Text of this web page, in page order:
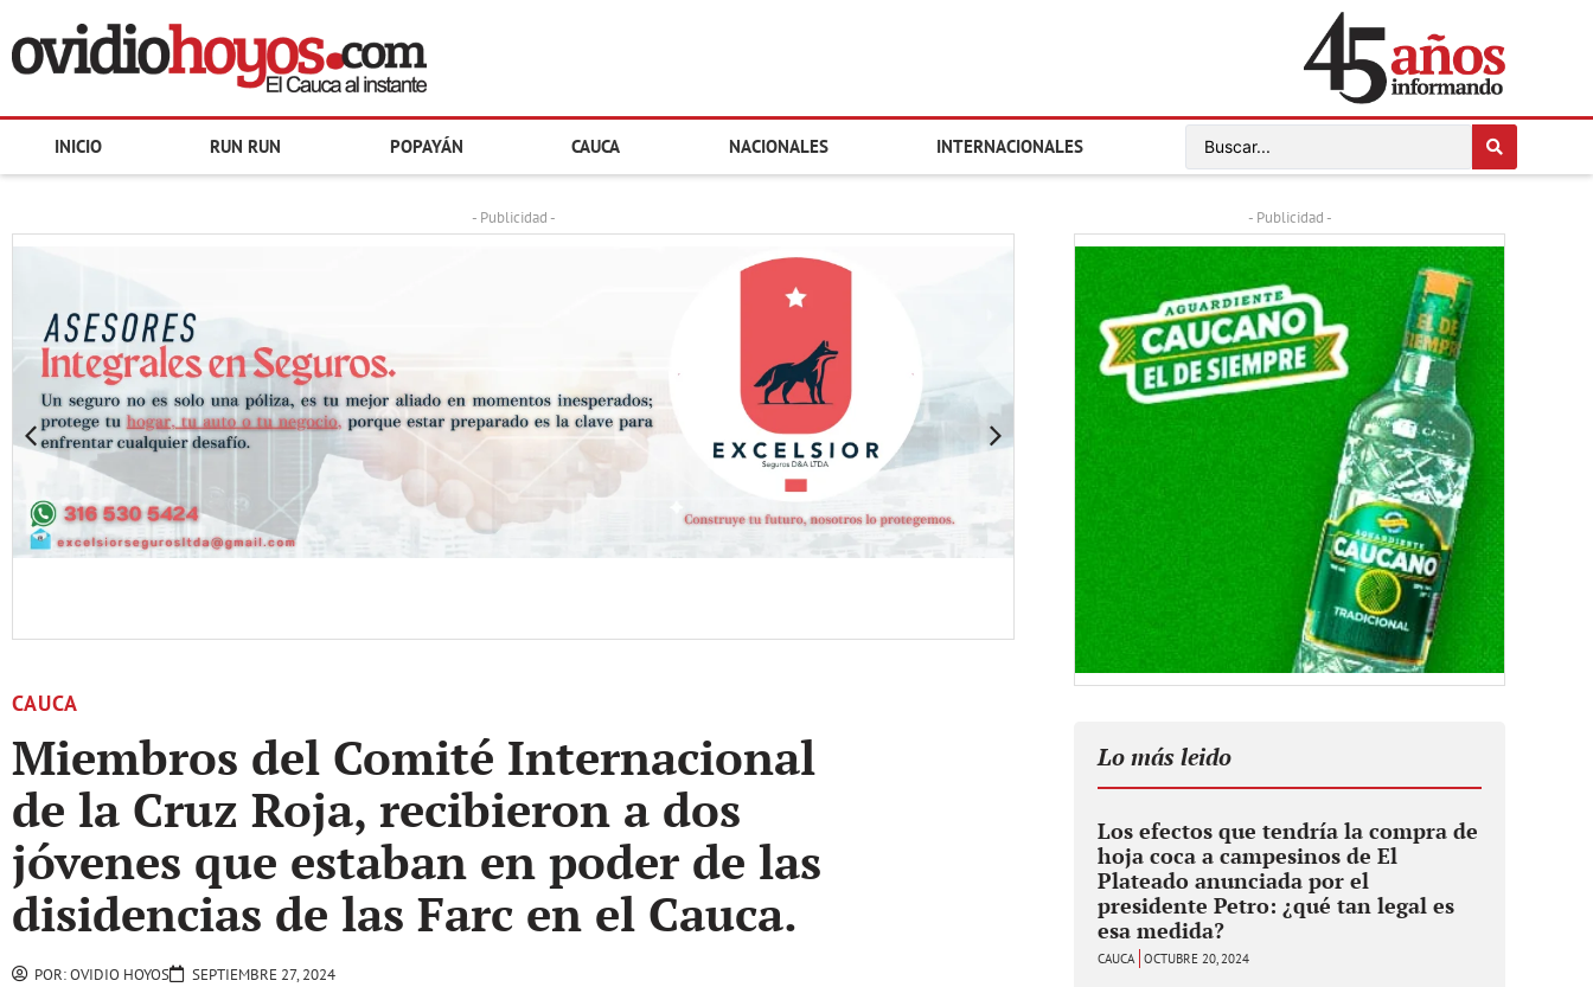
INICIO RUN RUN POPAYÁN CAUCA NACIONALES INTERNACIONALES
- Publicidad -
CAUCA
Miembros del Comité Internacional
de la Cruz Roja, recibieron a dos
jóvenes que estaban en poder de las
disidencias de las Farc en el Cauca.
POR:OVIDIO HOYOS SEPTIEMBRE 27, 2024
- Publicidad -
Lo más leido
Los efectos que tendría la compra de
hoja coca a campesinos de El
Plateado anunciada por el
presidente Petro: ¿qué tan legal es
esa medida?
CAUCA OCTUBRE 20, 2024